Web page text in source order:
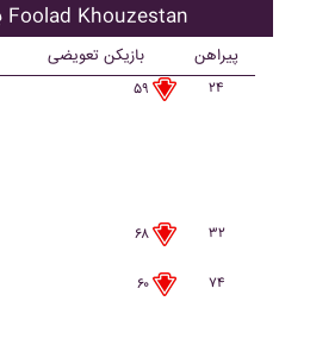
بازیکنان اصلی Foolad Khouzestan
بازیکن تعویضی پیراهن
۵۹
۲۴
۶۸
۳۲
۶۰
۷۴